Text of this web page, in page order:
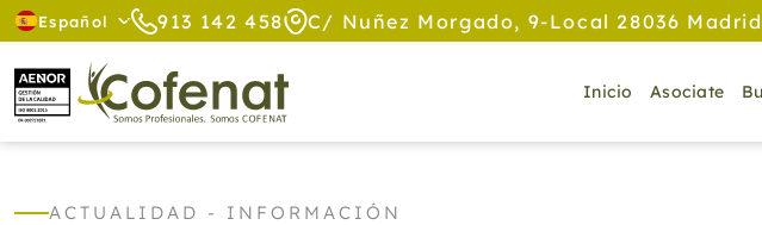
Español 913 142 458 C/ Nuñez Morgado, 9-Local 28036 Madrid
Inicio Asociate
ACTUALIDAD - INFORMACIÓN